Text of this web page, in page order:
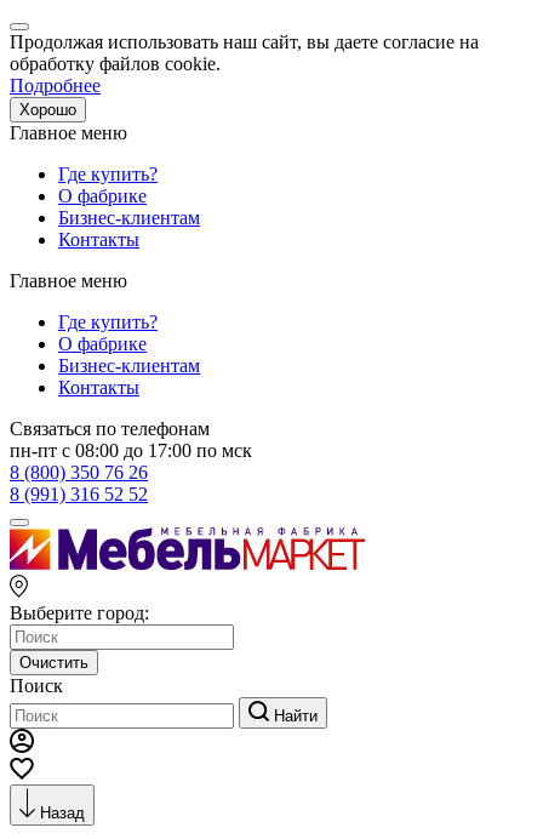
Продолжая использовать наш сайт, вы даете согласие на
обработку файлов cookie.
Подробнее
Хорошо
Главное меню
Где купить?
О фабрике
Бизнес-клиентам
Контакты
Главное меню
Где купить?
О фабрике
Бизнес-клиентам
Контакты
Связаться по телефонам
пн-пт с 08:00 до 17:00 по мск
8 (800) 350 76 26
8 (991) 316 52 52
Выберите город:
Очистить
Поиск
Найти
Назад